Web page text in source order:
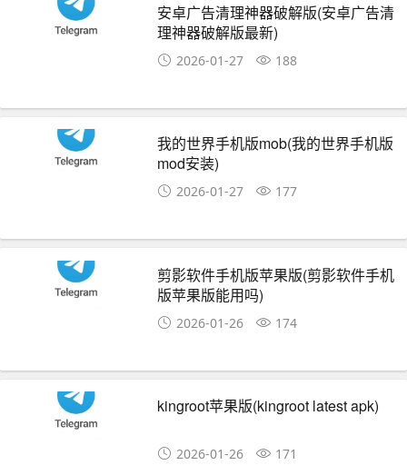
安卓广告清理神器破解版(安卓广告清
理神器破解版最新)
2026-01-27 188
我的世界手机版mob(我的世界手机版
mod安装)
2026-01-27 177
剪影软件手机版苹果版(剪影软件手机
版苹果版能用吗)
2026-01-26 174
kingroot苹果版(kingroot latest apk)
2026-01-26 171